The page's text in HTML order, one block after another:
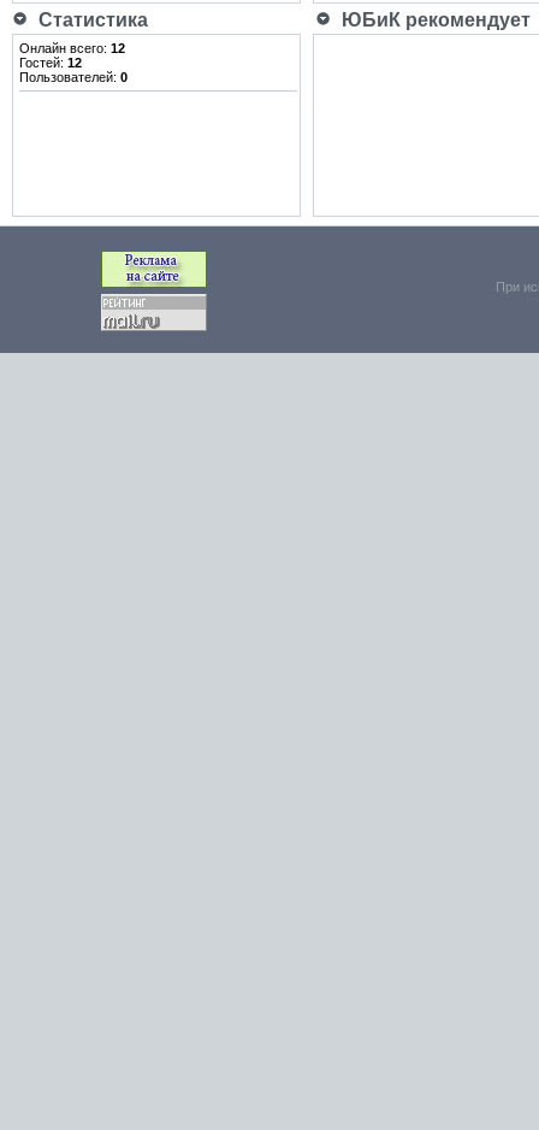
Статистика ЮБиК рекомендует
Онлайн всего: 12
Гостей: 12
Пользователей: 0
При